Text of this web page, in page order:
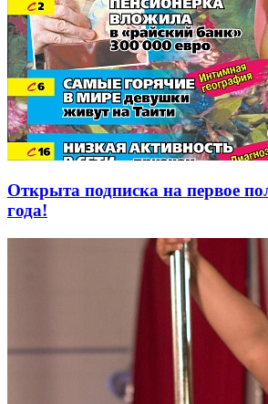
Открыта подписка на первое
года!